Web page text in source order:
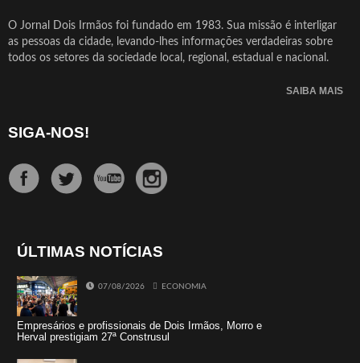
O Jornal Dois Irmãos foi fundado em 1983. Sua missão é interligar
as pessoas da cidade, levando-lhes informações verdadeiras sobre
todos os setores da sociedade local, regional, estadual e nacional.
SAIBA MAIS
SIGA-NOS!
ÚLTIMAS NOTÍCIAS
07/08/2026 ECONOMIA
Empresários e profissionais de Dois Irmãos, Morro e
Herval prestigiam 27ª Construsul